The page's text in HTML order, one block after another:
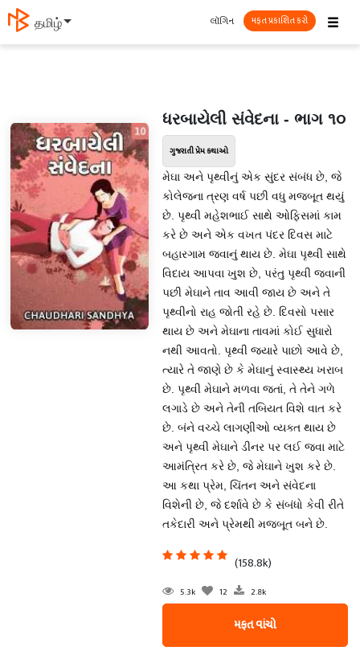
தமிழ் ☰
લૉગિન મફત પ્રકાશિત કરો
ધરબાયેલી સંવેદના - ભાગ ૧૦
ગુજરાતી પ્રેમ કથાઓ
મેઘા અને પૃથ્વીનું એક સુંદર સંબંધ છે, જે
કોલેજના ત્રણ વર્ષ પછી વધુ મજબૂત થયું
છે. પૃથ્વી મહેશભાઈ સાથે ઓફિસમાં કામ
કરે છે અને એક વખત પંદર દિવસ માટે
બહારગામ જવાનું થાય છે. મેઘા પૃથ્વી સાથે
વિદાય આપવા ખુશ છે, પરંતુ પૃથ્વી જવાની
પછી મેઘાને તાવ આવી જાય છે અને તે
પૃથ્વીનો રાહ જોતી રહે છે. દિવસો પસાર
થાય છે અને મેઘાના તાવમાં કોઈ સુધારો
નથી આવતો. પૃથ્વી જ્યારે પાછો આવે છે,
ત્યારે તે જાણે છે કે મેઘાનું સ્વાસ્થ્ય ખરાબ
છે. પૃથ્વી મેઘાને મળવા જતાં, તે તેને ગળે
લગાડે છે અને તેની તબિયત વિશે વાત કરે
છે. બંને વચ્ચે લાગણીઓ વ્યક્ત થાય છે
અને પૃથ્વી મેઘાને ડીનર પર લઈ જવા માટે
આમંત્રિત કરે છે, જે મેઘાને ખુશ કરે છે.
આ કથા પ્રેમ, ચિંતન અને સંવેદના
વિશેની છે, જે દર્શાવે છે કે સંબંધો કેવી રીતે
તકેદારી અને પ્રેમથી મજબૂત બને છે.
(158.8k)
5.3k 12 2.8k
મફત વાંચો